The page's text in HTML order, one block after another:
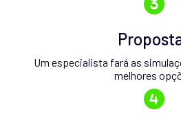
Um especialista fará as
melhores